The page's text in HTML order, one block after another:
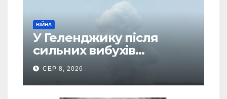
ВІЙНА
У Геленджику після
сильних вибухів
почалася масова
евакуація
СЕР 8, 2026